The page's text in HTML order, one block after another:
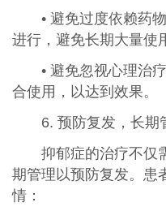
• 避免过度依赖药
进行，避免长期大量使
• 避免忽视心理治
合使用，以达到效果。
6. 预防复发，长期
抑郁症的治疗不仅
期管理以预防复发。患
情：